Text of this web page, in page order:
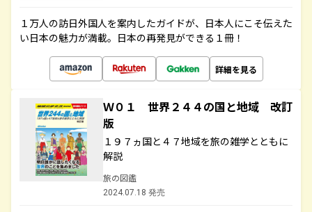
１万人の訪日外国人を案内したガイドが、日本人にこそ伝えた
い日本の魅力が満載。日本の再発見ができる１冊！
詳細を見る
Ｗ０１ 世界２４４の国と地域 改訂
版
１９７ヵ国と４７地域を旅の雑学とともに
解説
旅の図鑑
2024.07.18 発売